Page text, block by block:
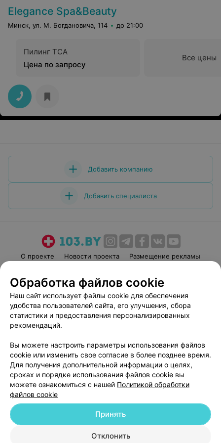
Elegance Spa&Beauty
Минск, ул. М. Богдановича, 114 до 21:00
Пилинг ТСА
Цена по запросу
Все цены
Добавить компанию
Добавить специалиста
О проекте Новости проекта
Размещение рекламы
Пользовательское соглашение
Способы оплаты
Вакансии
Партнеры
Написать руководителю 103.by
Обработка персональных данных
© 2026 ООО «Артокс Лаб», УНП 191700409
| 220012, Республика Беларусь,
г. Минск, улица Толбухина, 2, пом. 16 | help@103.by
Обработка файлов cookie
Наш сайт использует файлы cookie для обеспечения
удобства пользователей сайта, его улучшения, сбора
статистики и предоставления персонализированных
рекомендаций.
Вы можете настроить параметры использования файлов
cookie или изменить свое согласие в более позднее время.
Для получения дополнительной информации о целях,
сроках и порядке использования файлов cookie вы
можете ознакомиться с нашей Политикой обработки
файлов cookie
Отклонить
Принять